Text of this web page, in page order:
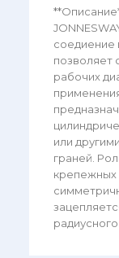
соедиение
позволяет
рабочих
или
граней.
крепежных